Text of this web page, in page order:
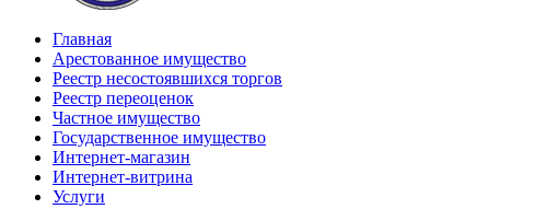
Главная
Арестованное имущество
Реестр несостоявшихся торгов
Реестр переоценок
Частное имущество
Государственное имущество
Интернет-магазин
Интернет-витрина
Услуги